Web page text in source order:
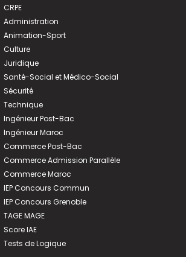
CRPE
Administration
Animation-Sport
Culture
Juridique
Santé-Social et Médico-Social
Sécurité
Technique
Ingénieur Post-Bac
Ingénieur Maroc
Commerce Post-Bac
Commerce Admission Parallèle
Commerce Maroc
IEP Concours Commun
IEP Concours Grenoble
TAGE MAGE
Score IAE
Tests de Logique